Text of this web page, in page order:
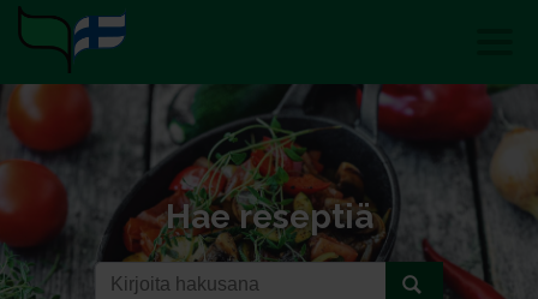
Hae reseptiä